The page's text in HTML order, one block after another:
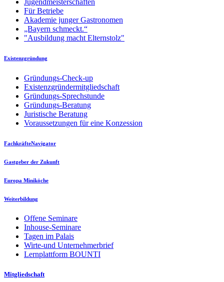
Für Betriebe
Akademie junger Gastronomen
„Bayern schmeckt.“
"Ausbildung macht Elternstolz"
Existenzgründung
Gründungs-Check-up
Existenzgründermitgliedschaft
Gründungs-Sprechstunde
Gründungs-Beratung
Juristische Beratung
Voraussetzungen für eine Konzession
FachkräfteNavigator
Gastgeber der Zukunft
Europa Miniköche
Weiterbildung
Offene Seminare
Inhouse-Seminare
Tagen im Palais
Wirte-und Unternehmerbrief
Lernplattform BOUNTI
Mitgliedschaft